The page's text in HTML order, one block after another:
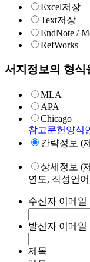
Excel저장
Text저장
EndNote /
RefWorks
서지정보의 형식
MLA
APA
Chicago
참고문헌양식
간략정보 (
상세정보 (
연도, 작성언
수신자 이메일
발신자 이메일
제목